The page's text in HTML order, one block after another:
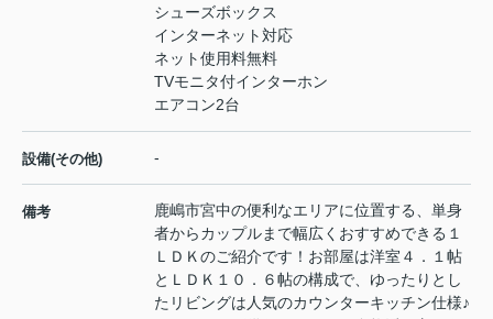
シューズボックス
インターネット対応
ネット使用料無料
TVモニタ付インターホン
エアコン2台
設備(その他) -
備考
鹿嶋市宮中の便利なエリアに位置する、単身
者からカップルまで幅広くおすすめできる１
ＬＤＫのご紹介です！お部屋は洋室４．１帖
とＬＤＫ１０．６帖の構成で、ゆったりとし
たリビングは人気のカウンターキッチン仕様♪